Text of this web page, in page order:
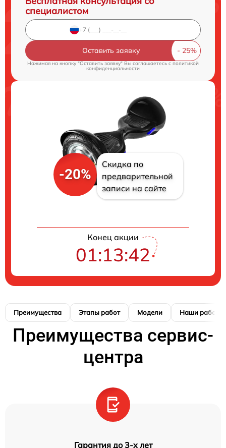
специалистом
Оставить заявку
Нажимая на кнопку "Оставить заявку" Вы соглашаетесь cполитикой
конфиденциальности
-20%
Скидка по
предварительной
записи на сайте
Конец акции
01:13:41
Преимущества Этапы работ Модели Наши работы
Преимущества сервис-
центра
Гарантия до 3-х лет